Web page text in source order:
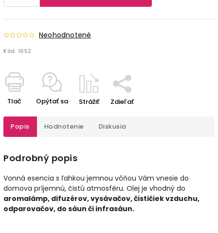
Neohodnotené
Kód: 1652
Tlač Opýtať sa Strážiť Zdieľať
Popis Hodnotenie Diskusia
Podrobný popis
Vonná esencia s ľahkou jemnou vôňou Vám vnesie do
domova príjemnú, čistú atmosféru. Olej je vhodný do
aromalámp, difuzérov, vysávačov, čističiek vzduchu,
odparovačov, do sáun či infrasáun.